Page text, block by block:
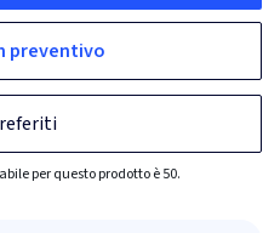
preventivo
per questo prodotto è 50.